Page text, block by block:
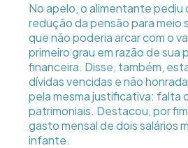
No apelo, o alimentante pediu
redução da pensão para meio
que não poderia arcar com o
primeiro grau em razão de sua
financeira. Disse, também,
dívidas vencidas e não
pela mesma justificativa: falta
patrimoniais. Destacou, por
gasto mensal de dois salários
infante.